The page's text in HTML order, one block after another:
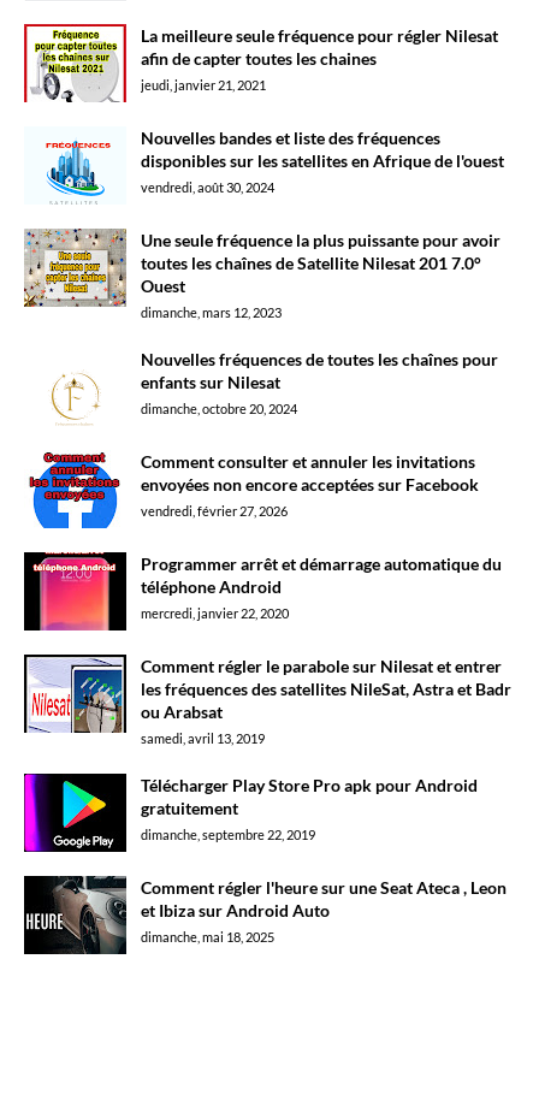
La meilleure seule fréquence pour régler Nilesat
afin de capter toutes les chaines
jeudi, janvier 21, 2021
Nouvelles bandes et liste des fréquences
disponibles sur les satellites en Afrique de l'ouest
vendredi, août 30, 2024
Une seule fréquence la plus puissante pour avoir
toutes les chaînes de Satellite Nilesat 201 7.0°
Ouest
dimanche, mars 12, 2023
Nouvelles fréquences de toutes les chaînes pour
enfants sur Nilesat
dimanche, octobre 20, 2024
Comment consulter et annuler les invitations
envoyées non encore acceptées sur Facebook
vendredi, février 27, 2026
Programmer arrêt et démarrage automatique du
téléphone Android
mercredi, janvier 22, 2020
Comment régler le parabole sur Nilesat et entrer
les fréquences des satellites NileSat, Astra et Badr
ou Arabsat
samedi, avril 13, 2019
Télécharger Play Store Pro apk pour Android
gratuitement
dimanche, septembre 22, 2019
Comment régler l'heure sur une Seat Ateca , Leon
et Ibiza sur Android Auto
dimanche, mai 18, 2025